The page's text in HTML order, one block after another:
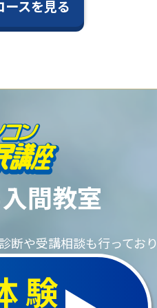
ースを見る
間教室
断や受講相談も行ってお
験